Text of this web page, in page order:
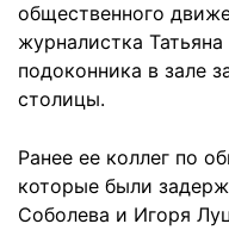
общественного
журналистка
подоконника в зале
столицы.
Ранее ее коллег по
которые были
Соболева и Игоря